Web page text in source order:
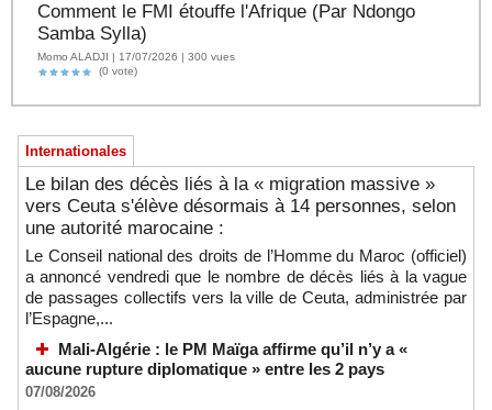
Comment le FMI étouffe l'Afrique (Par Ndongo
Samba Sylla)
Momo ALADJI | 17/07/2026 | 300 vues
(0 vote)
Internationales
Le bilan des décès liés à la « migration massive »
vers Ceuta s'élève désormais à 14 personnes, selon
une autorité marocaine :
Le Conseil national des droits de l’Homme du Maroc (officiel)
a annoncé vendredi que le nombre de décès liés à la vague
de passages collectifs vers la ville de Ceuta, administrée par
l’Espagne,...
Mali-Algérie : le PM Maïga affirme qu’il n’y a «
aucune rupture diplomatique » entre les 2 pays
07/08/2026